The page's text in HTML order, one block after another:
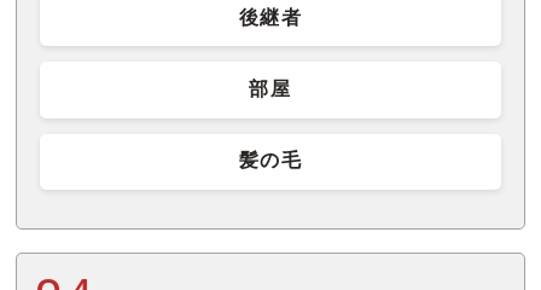
後継者
部屋
髪の毛